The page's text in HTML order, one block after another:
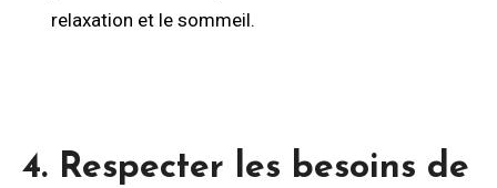
relaxation et le sommeil.
4. Respecter les besoins de